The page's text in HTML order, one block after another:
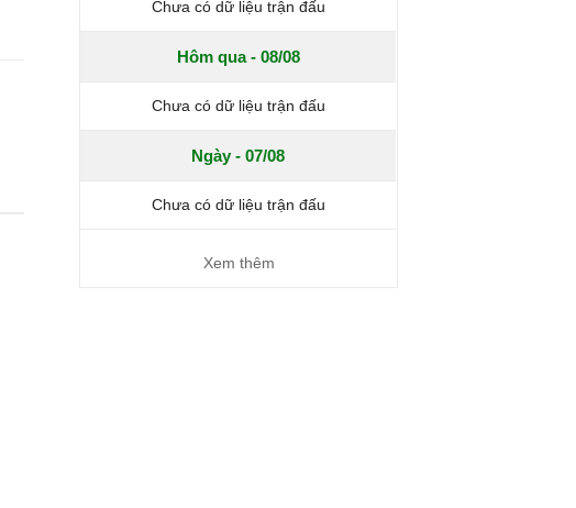
Chưa có dữ liệu trận đấu
Hôm qua - 08/08
Chưa có dữ liệu trận đấu
Ngày - 07/08
Chưa có dữ liệu trận đấu
Xem thêm